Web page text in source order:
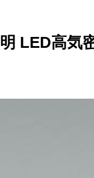
LED高気